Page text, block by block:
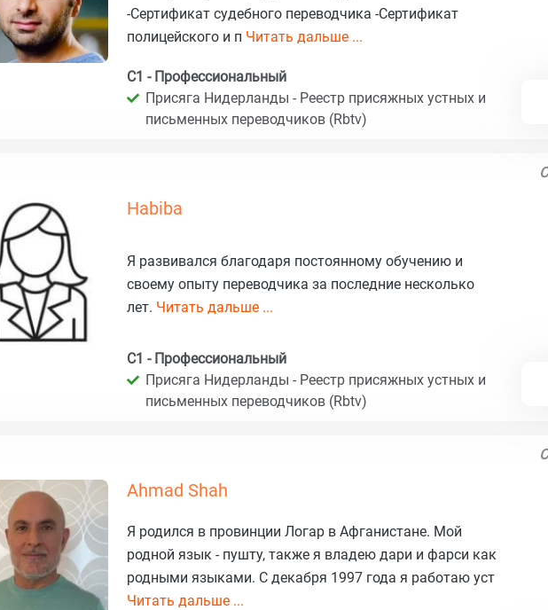
-Сертификат судебного переводчика -Сертификат
полицейского и п Читать дальше ...
C1 - Профессиональный
Присяга Нидерланды - Реестр присяжных устных и
письменных переводчиков (Rbtv)
Habiba
Я развивался благодаря постоянному обучению и
своему опыту переводчика за последние несколько
лет. Читать дальше ...
C1 - Профессиональный
Присяга Нидерланды - Реестр присяжных устных и
письменных переводчиков (Rbtv)
Ahmad Shah
Я родился в провинции Логар в Афганистане. Мой
родной язык - пушту, также я владею дари и фарси как
родными языками. С декабря 1997 года я работаю уст
Читать дальше ...